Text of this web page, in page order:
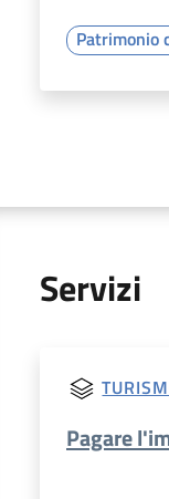
Patrimonio
Servizi
Pagare